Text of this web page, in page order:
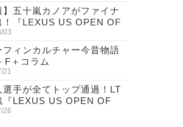
】五十嵐カノアがファイナ
！『LEXUS US OPEN OF
』
03
フィンカルチャー今昔物語
F＋コラム
21
選手が全てトップ通過！LT
『LEXUS US OPEN OF
』初日
26